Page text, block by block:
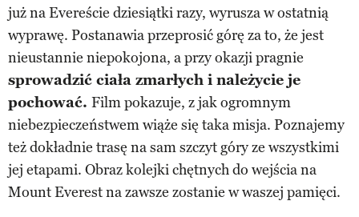
już na Evereście dziesiątki razy, wyrusza w ostatnią
wyprawę. Postanawia przeprosić górę za to, że jest
nieustannie niepokojona, a przy okazji pragnie
sprowadzić ciała zmarłych i należycie je
pochować. Film pokazuje, z jak ogromnym
niebezpieczeństwem wiąże się taka misja. Poznajemy
też dokładnie trasę na sam szczyt góry ze wszystkimi
jej etapami. Obraz kolejki chętnych do wejścia na
Mount Everest na zawsze zostanie w waszej pamięci.